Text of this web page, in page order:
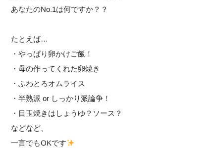
あなたのNo.1は何ですか？？
たとえば…
・やっぱり卵かけご飯！
・母の作ってくれた卵焼き
・ふわとろオムライス
・半熟派 or しっかり派論争！
・目玉焼きはしょうゆ？ソース？
などなど、
一言でもOKです